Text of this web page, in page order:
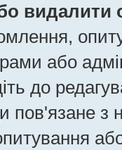
видалити
або
до
пов'язане з
або